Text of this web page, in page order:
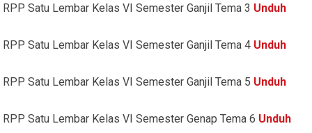
RPP Satu Lembar Kelas VI Semester Ganjil Tema 3 Unduh
RPP Satu Lembar Kelas VI Semester Ganjil Tema 4 Unduh
RPP Satu Lembar Kelas VI Semester Ganjil Tema 5 Unduh
RPP Satu Lembar Kelas VI Semester Genap Tema 6 Unduh